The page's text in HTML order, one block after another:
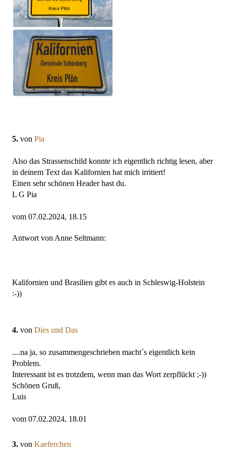
5. von Pia
Also das Strassenschild konnte ich eigentlich richtig lesen, aber
in deinem Text das Kalifornien hat mich irritiert!
Einen sehr schönen Header hast du.
L G Pia
vom 07.02.2024, 18.15
Antwort von Anne Seltmann:
Kalifornien und Brasilien gibt es auch in Schleswig-Holstein
:-))
4. von Dies und Das
....na ja, so zusammengeschrieben macht´s eigentlich kein
Problem.
Interessant ist es trotzdem, wenn man das Wort zerpflückt ;-))
Schönen Gruß,
Luis
vom 07.02.2024, 18.01
3. von Kaeferchen